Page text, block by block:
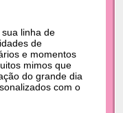
linha de
de
e momentos
mimos que
do grande dia
com o